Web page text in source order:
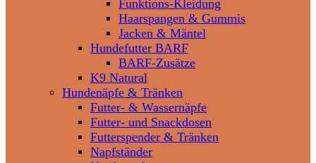
Funktions-Kleidung
Haarspangen & Gummis
Jacken & Mäntel
Hundefutter BARF
BARF-Zusätze
K9 Natural
Hundenäpfe & Tränken
Futter- & Wassernäpfe
Futter- und Snackdosen
Futterspender & Tränken
Napfständer